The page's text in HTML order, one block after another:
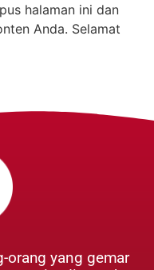
halaman ini dan
Anda. Selamat
orang yang gemar